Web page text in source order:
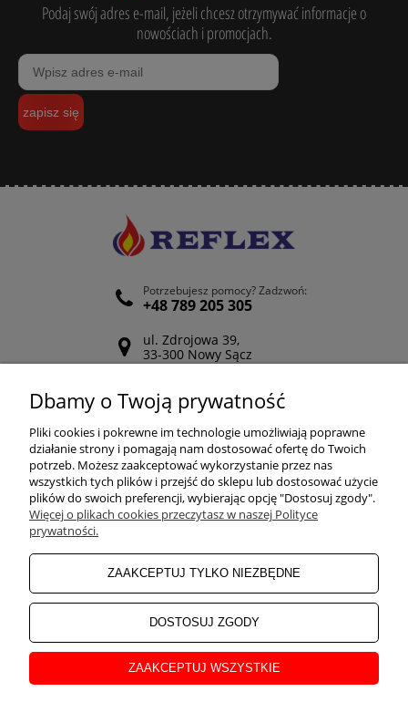
Podaj swój adres e-mail, jeżeli chcesz otrzymywać informacje o
nowościach i promocjach.
zapisz się
Potrzebujesz pomocy? Zadzwoń:
+48 789 205 305
ul. Zdrojowa 39,
33-300 Nowy Sącz
Odwiedź nasz Facebook
POMOC
ZAKUPY
MOJE KONTO
INFORMACJE
O NAS
Dbamy o Twoją prywatność
Pliki cookies i pokrewne im technologie umożliwiają poprawne
działanie strony i pomagają nam dostosować ofertę do Twoich
potrzeb. Możesz zaakceptować wykorzystanie przez nas
wszystkich tych plików i przejść do sklepu lub dostosować użycie
plików do swoich preferencji, wybierając opcję "Dostosuj zgody".
Więcej o plikach cookies przeczytasz w naszej Polityce
prywatności.
ZAAKCEPTUJ TYLKO NIEZBĘDNE
DOSTOSUJ ZGODY
ZAAKCEPTUJ WSZYSTKIE